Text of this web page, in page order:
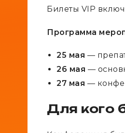
Билеты VIP
Программа
25 мая —
26 мая —
27 мая —
Для кого